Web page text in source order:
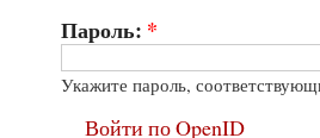
Пароль: *
Укажите пароль,
Войти по OpenID